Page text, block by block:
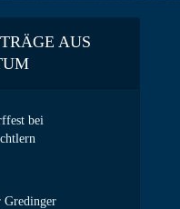
AUS
bei
Gredinger